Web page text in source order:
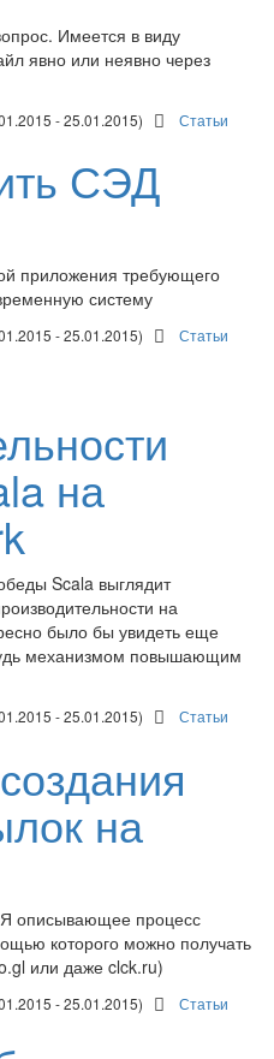
Имеется в виду
явно или неявно через
- 25.01.2015) Статьи
СЭД
приложения требующего
систему
- 25.01.2015) Статьи
на
Scala выглядит
на
было бы увидеть еще
механизмом повышающим
- 25.01.2015) Статьи
на
Я описывающее процесс
которого можно получать
или даже clck.ru)
- 25.01.2015) Статьи